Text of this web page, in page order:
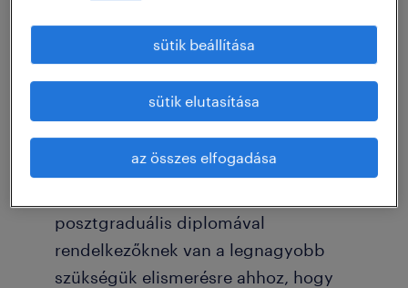
munkaköri leírás közötti kapcsolat,
valamint a kollégákkal való viszony.
elismerés és jutalmazás. Amunkavállalók
úgy véli, hogy az elismerés
hatással van a munkahelyi
motiváltságukra. E kutatás eredményei
posztgraduális diplomával
rendelkezőknek van a legnagyobb
szükségük elismerésre ahhoz, hogy
sütik beállítása
sütik elutasítása
az összes elfogadása